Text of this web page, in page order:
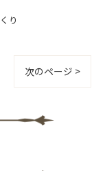
り
次のページ >